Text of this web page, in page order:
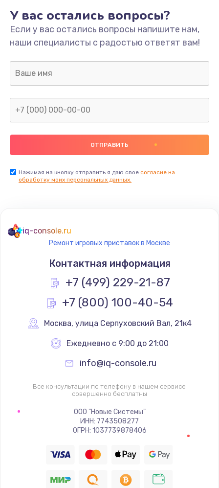
Замена/Pемонт карбюратора
1300 руб.
Заказать
Ремонт капиллярной трубки
400 руб.
Заказать
Замена термостата
1200 руб.
Заказать
Замена реле
Замена термопредохранителя
700 руб.
Заказать
Замена ТЭНа
2500 руб.
1400 руб.
У вас остались вопросы?
Если у вас остались вопросы напишите нам,
наши специалисты с радостью ответят вам!
Нажимая на кнопку отправить я даю свое согласие на
обработку моих персональных данных.
iq-console.ru
Ремонт игровых приставок в Москве
Контактная информация
+7 (499) 229-21-87
+7 (800) 100-40-54
Москва, улица Серпуховский Вал, 21к4
Ежедневно с 9:00 до 21:00
info@iq-console.ru
Все консультации по телефону в нашем сервисе
совершенно бесплатны
ООО "Новые Системы"
ИНН: 7743508277
ОГРН: 1037739878406